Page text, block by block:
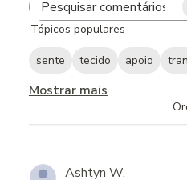
Search
reviews
Tópicos populares
sente tecido apoio
Mostrar mais
Ashtyn W.